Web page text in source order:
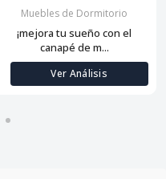
Muebles de Dormitorio
¡mejora tu sueño con el
canapé de m...
Ver Análisis